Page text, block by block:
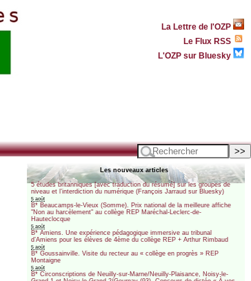
La Lettre de l'OZP
Le Flux RSS
L'OZP sur Bluesky
Les nouveaux articles
5 études britanniques [avec traduction du résumé] sur les groupes de
niveau et l’interdiction du numérique (François Jarraud sur Bluesky)
5 août
B* Beaucamps-le-Vieux (Somme). Prix national de la meilleure affiche
"Non au harcèlement" au collège REP Maréchal-Leclerc-de-
Hauteclocque
5 août
B* Amiens. Une expérience pédagogique immersive au tribunal
d’Amiens pour les élèves de 4ème du collège REP + Arthur Rimbaud
5 août
B* Goussainville. Visite du recteur au « collège en progrès » REP
Montaigne
5 août
B* Circonscriptions de Neuilly-sur-Marne/Neuilly-Plaisance, Noisy-le-